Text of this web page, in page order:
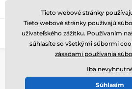
Zavolajte nám (Po-Pi 8-17)
Biatlon Logotypy
Tieto webové stránky
Tieto webové stránky používajú
užívateľského zážitku. Používaním
súhlasíte so všetkými súbormi
zásadami používania
Iba
Súhlasím